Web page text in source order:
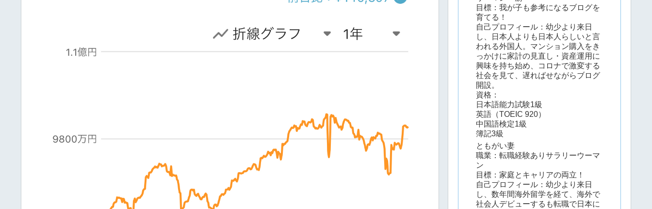
目標：我が子も参考になるブログを
育てる！
自己プロフィール：幼少より来日
し、日本人よりも日本人らしいと言
われる外国人。マンション購入をき
っかけに家計の見直し・資産運用に
興味を持ち始め、コロナで激変する
社会を見て、遅ればせながらブログ
開設。
資格：
日本語能力試験1級
英語（TOEIC 920）
中国語検定1級
簿記3級
ともがい妻
職業：転職経験ありサラリーウーマ
ン
目標：家庭とキャリアの両立！
自己プロフィール：幼少より来日
し、数年間海外留学を経て、海外で
社会人デビューするも転職で日本に